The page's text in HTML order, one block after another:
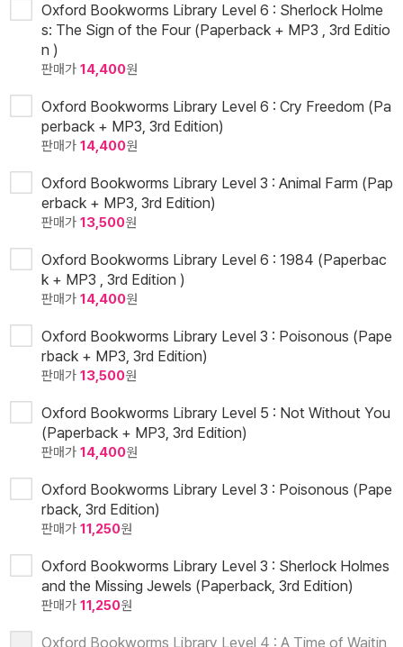
Oxford Bookworms Library Level 6 : Sherlock Holme
s: The Sign of the Four (Paperback + MP3 , 3rd Editio
n )
판매가 14,400원
Oxford Bookworms Library Level 6 : Cry Freedom (Pa
perback + MP3, 3rd Edition)
판매가 14,400원
Oxford Bookworms Library Level 3 : Animal Farm (Pap
erback + MP3, 3rd Edition)
판매가 13,500원
Oxford Bookworms Library Level 6 : 1984 (Paperbac
k + MP3 , 3rd Edition )
판매가 14,400원
Oxford Bookworms Library Level 3 : Poisonous (Pape
rback + MP3, 3rd Edition)
판매가 13,500원
Oxford Bookworms Library Level 5 : Not Without You
(Paperback + MP3, 3rd Edition)
판매가 14,400원
Oxford Bookworms Library Level 3 : Poisonous (Pape
rback, 3rd Edition)
판매가 11,250원
Oxford Bookworms Library Level 3 : Sherlock Holmes
and the Missing Jewels (Paperback, 3rd Edition)
판매가 11,250원
Oxford Bookworms Library Level 4 : A Time of Waitin